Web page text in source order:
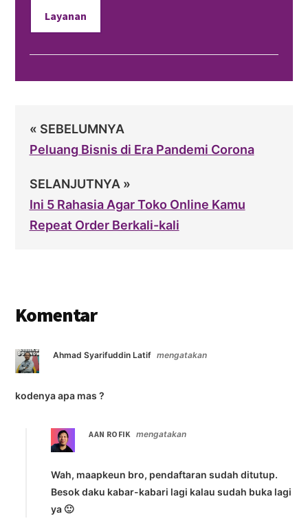
Layanan
Interactions
« SEBELUMNYA
Peluang Bisnis di Era Pandemi Corona
SELANJUTNYA »
Ini 5 Rahasia Agar Toko Online Kamu
Repeat Order Berkali-kali
Komentar
Ahmad Syarifuddin Latif mengatakan
kodenya apa mas ?
AAN ROFIK mengatakan
Wah, maapkeun bro, pendaftaran sudah ditutup.
Besok daku kabar-kabari lagi kalau sudah buka lagi
ya 🙂